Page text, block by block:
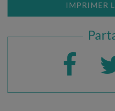
IMPRIMER